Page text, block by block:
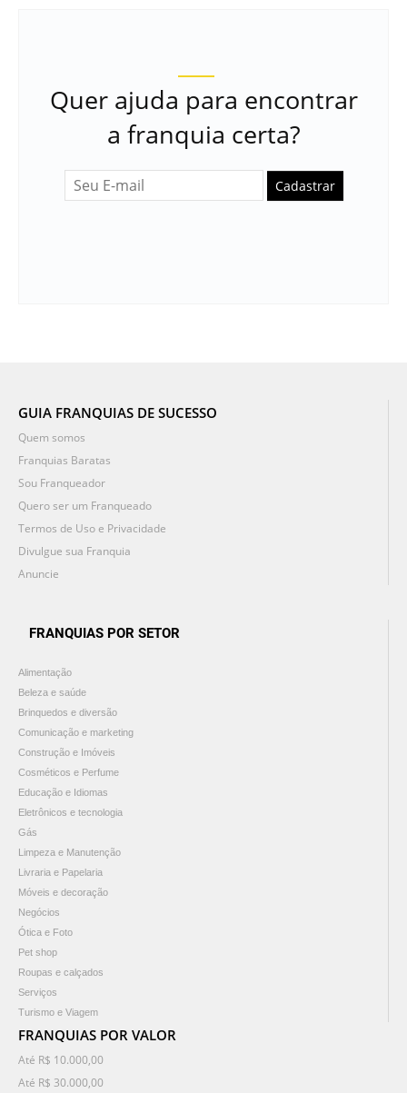
Quer ajuda para encontrar
a franquia certa?
Cadastrar
GUIA FRANQUIAS DE SUCESSO
Quem somos
Franquias Baratas
Sou Franqueador
Quero ser um Franqueado
Termos de Uso e Privacidade
Divulgue sua Franquia
Anuncie
FRANQUIAS POR SETOR
Alimentação
Beleza e saúde
Brinquedos e diversão
Comunicação e marketing
Construção e Imóveis
Cosméticos e Perfume
Educação e Idiomas
Eletrônicos e tecnologia
Gás
Limpeza e Manutenção
Livraria e Papelaria
Móveis e decoração
Negócios
Ótica e Foto
Pet shop
Roupas e calçados
Serviços
Turismo e Viagem
FRANQUIAS POR VALOR
Até R$ 10.000,00
Até R$ 30.000,00